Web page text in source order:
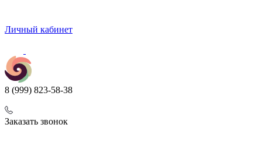
Личный кабинет
8 (999) 823-58-38
Заказать звонок